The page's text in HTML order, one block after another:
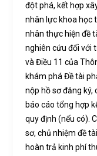
đột phá, kết hợp
nhân lực khoa học
nhân thực hiện đề
nghiên cứu đối với
và Điều 11 của
khám phá Đề tài
nộp hồ sơ đăng ký,
báo cáo tổng hợp
quy định (nếu có).
sơ, chủ nhiệm đề
hoàn trả kinh phí